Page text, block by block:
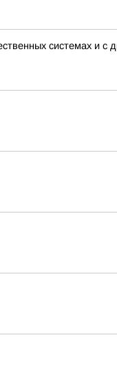
системах и с